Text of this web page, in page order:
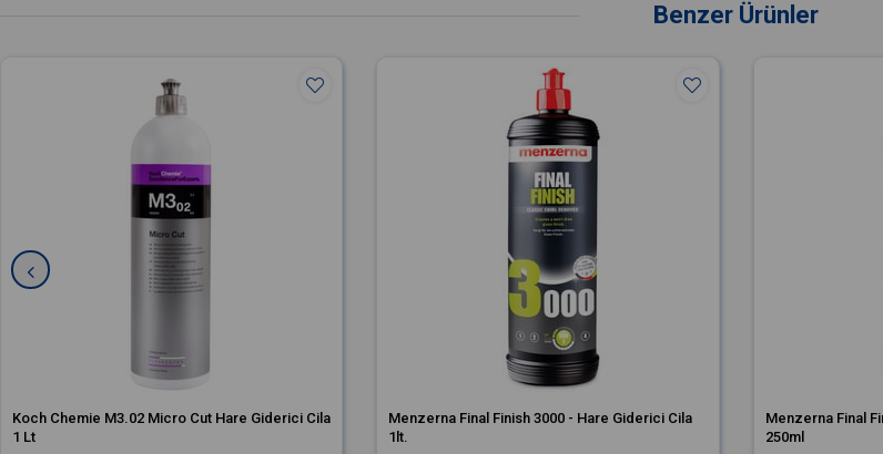
Benzer Ürünler
Koch Chemie M3.02 Micro Cut Hare Giderici Cila
1 Lt
Menzerna Final Finish 3000 - Hare Giderici Cila
1lt.
Menzerna Final
250ml